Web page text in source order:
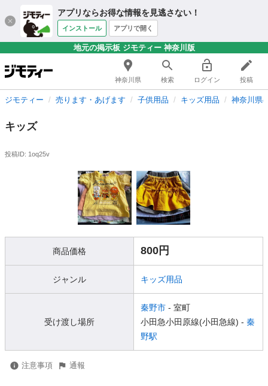
アプリならお得な情報を見逃さない！
インストール アプリで開く
地元の掲示板 ジモティー 神奈川版
神奈川県 検索 ログイン 投稿
ジモティー 売ります・あげます 子供用品 キッズ用品 神奈川県
キッズ
投稿ID: 1oq25v
商品価格 800円
ジャンル キッズ用品
受け渡し場所
秦野市 - 室町
小田急小田原線(小田急線) - 秦
野駅
注意事項 通報